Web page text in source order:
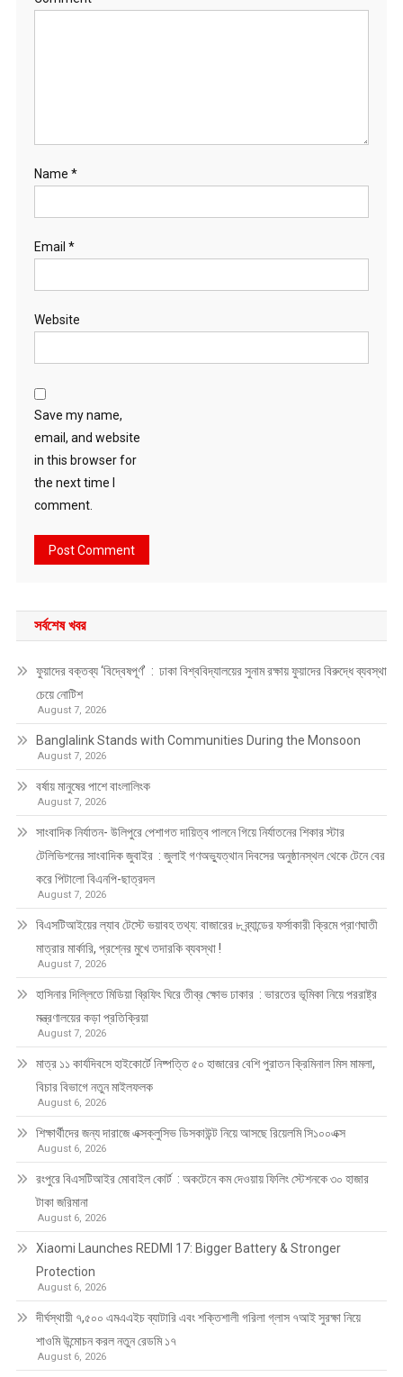
Name *
Email *
Website
Save my name,
email, and website
in this browser for
the next time I
comment.
সর্বশেষ খবর
ফুয়াদের বক্তব্য ‘বিদ্বেষপূর্ণ’ : ঢাকা বিশ্ববিদ্যালয়ের সুনাম রক্ষায় ফুয়াদের বিরুদ্ধে ব্যবস্থা
চেয়ে নোটিশ
August 7, 2026
Banglalink Stands with Communities During the Monsoon
August 7, 2026
বর্ষায় মানুষের পাশে বাংলালিংক
August 7, 2026
সাংবাদিক নির্যাতন- উলিপুরে পেশাগত দায়িত্ব পালনে গিয়ে নির্যাতনের শিকার স্টার
টেলিভিশনের সাংবাদিক জুবাইর : জুলাই গণঅভ্যুত্থান দিবসের অনুষ্ঠানস্থল থেকে টেনে বের
করে পিটালো বিএনপি-ছাত্রদল
August 7, 2026
বিএসটিআইয়ের ল্যাব টেস্টে ভয়াবহ তথ্য: বাজারের ৮ ব্র্যান্ডের ফর্সাকারী ক্রিমে প্রাণঘাতী
মাত্রার মার্কারি, প্রশ্নের মুখে তদারকি ব্যবস্থা !
August 7, 2026
হাসিনার দিল্লিতে মিডিয়া ব্রিফিং ঘিরে তীব্র ক্ষোভ ঢাকার : ভারতের ভূমিকা নিয়ে পররাষ্ট্র
মন্ত্রণালয়ের কড়া প্রতিক্রিয়া
August 7, 2026
মাত্র ১১ কার্যদিবসে হাইকোর্টে নিষ্পত্তি ৫০ হাজারের বেশি পুরাতন ক্রিমিনাল মিস মামলা,
বিচার বিভাগে নতুন মাইলফলক
August 6, 2026
শিক্ষার্থীদের জন্য দারাজে এক্সক্লুসিভ ডিসকাউন্ট নিয়ে আসছে রিয়েলমি সি১০০এক্স
August 6, 2026
রংপুরে বিএসটিআইর মোবাইল কোর্ট : অকটেনে কম দেওয়ায় ফিলিং স্টেশনকে ৩০ হাজার
টাকা জরিমানা
August 6, 2026
Xiaomi Launches REDMI 17: Bigger Battery & Stronger
Protection
August 6, 2026
দীর্ঘস্থায়ী ৭,৫০০ এমএএইচ ব্যাটারি এবং শক্তিশালী গরিলা গ্লাস ৭আই সুরক্ষা নিয়ে
শাওমি উন্মোচন করল নতুন রেডমি ১৭
August 6, 2026